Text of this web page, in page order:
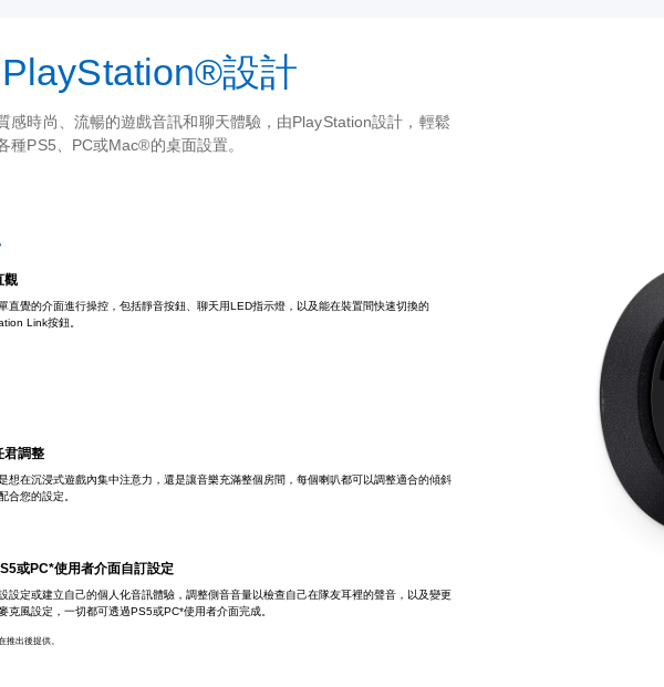
設計
感時尚、流暢的遊戲音訊和聊天體驗，由PlayStation設計，輕鬆
種PS5、PC或Mac®的桌面設置。
觀
直覺的介面進行操控，包括靜音按鈕、聊天用LED指示燈，以及能在裝置間快速切換的
Link按鈕。
君調整
想在沉浸式遊戲內集中注意力，還是讓音樂充滿整個房間，每個喇叭都可以調整適合的傾斜
合您的設定。
或PC*使用者介面自訂設定
設定或建立自己的個人化音訊體驗，調整側音音量以檢查自己在隊友耳裡的聲音，以及變更
克風設定，一切都可透過PS5或PC*使用者介面完成。
推出後提供。